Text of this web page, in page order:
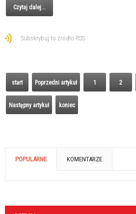
Czytaj dalej...
Subskrybuj to źródło RSS
start Poprzedni artykuł 1 2
Następny artykuł koniec
POPULARNE KOMENTARZE